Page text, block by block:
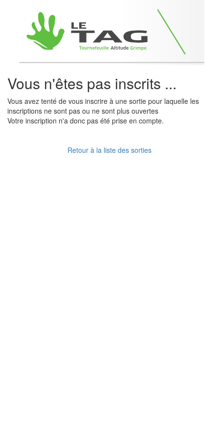
Vous n'êtes pas inscrits ...
Vous avez tenté de vous inscrire à une sortie pour laquelle les
inscriptions ne sont pas ou ne sont plus ouvertes
Votre inscription n'a donc pas été prise en compte.
Retour à la liste des sorties